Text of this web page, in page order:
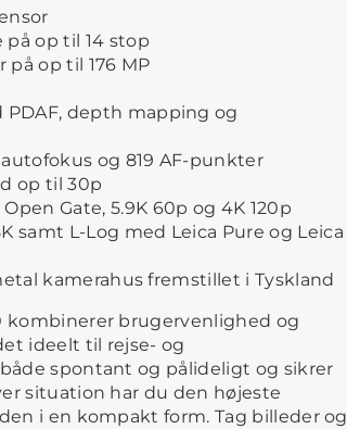
op til 14 stop
op til 176 MP
depth mapping og
og 819 AF-punkter
op til 30p
Gate, 5.9K 60p og 4K 120p
samt L-Log med Leica Pure og Leica
kamerahus fremstillet i Tyskland
kombinerer brugervenlighed og
ideelt til rejse- og
spontant og pålideligt og sikrer
situation har du den højeste
i en kompakt form. Tag billeder og